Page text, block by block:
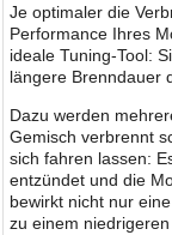
Je optimaler die
Performance Ihres
ideale Tuning-Tool:
längere Brenndauer
Dazu werden
Gemisch verbrennt
sich fahren lassen:
entzündet und die
bewirkt nicht nur
zu einem